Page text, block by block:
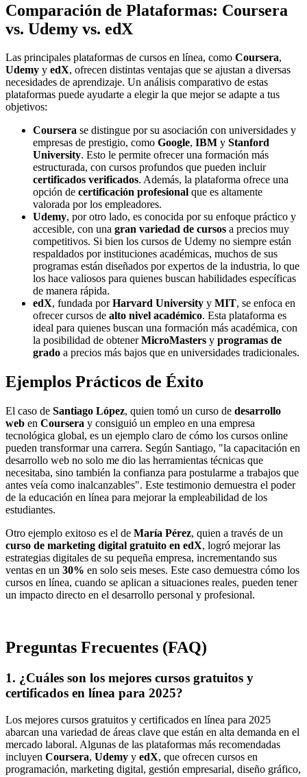
Comparación de Plataformas: Coursera
vs. Udemy vs. edX
Las principales plataformas de cursos en línea, como Coursera,
Udemy y edX, ofrecen distintas ventajas que se ajustan a diversas
necesidades de aprendizaje. Un análisis comparativo de estas
plataformas puede ayudarte a elegir la que mejor se adapte a tus
objetivos:
Coursera se distingue por su asociación con universidades y
empresas de prestigio, como Google, IBM y Stanford
University. Esto le permite ofrecer una formación más
estructurada, con cursos profundos que pueden incluir
certificados verificados. Además, la plataforma ofrece una
opción de certificación profesional que es altamente
valorada por los empleadores.
Udemy, por otro lado, es conocida por su enfoque práctico y
accesible, con una gran variedad de cursos a precios muy
competitivos. Si bien los cursos de Udemy no siempre están
respaldados por instituciones académicas, muchos de sus
programas están diseñados por expertos de la industria, lo que
los hace valiosos para quienes buscan habilidades específicas
de manera rápida.
edX, fundada porHarvard University y MIT, se enfoca en
ofrecer cursos de alto nivel académico. Esta plataforma es
ideal para quienes buscan una formación más académica, con
la posibilidad de obtenerMicroMasters y programas de
grado a precios más bajos que en universidades tradicionales.
Ejemplos Prácticos de Éxito
El caso de Santiago López, quien tomó un curso de desarrollo
web en Coursera y consiguió un empleo en una empresa
tecnológica global, es un ejemplo claro de cómo los cursos online
pueden transformar una carrera. Según Santiago, "la capacitación en
desarrollo web no solo me dio las herramientas técnicas que
necesitaba, sino también la confianza para postularme a trabajos que
antes veía como inalcanzables". Este testimonio demuestra el poder
de la educación en línea para mejorar la empleabilidad de los
estudiantes.
Otro ejemplo exitoso es el de María Pérez, quien a través de un
curso de marketing digital gratuito en edX, logró mejorar las
estrategias digitales de su pequeña empresa, incrementando sus
ventas en un 30% en solo seis meses. Este caso demuestra cómo los
cursos en línea, cuando se aplican a situaciones reales, pueden tener
un impacto directo en el desarrollo personal y profesional.
Preguntas Frecuentes (FAQ)
1. ¿Cuáles son los mejores cursos gratuitos y
certificados en línea para 2025?
Los mejores cursos gratuitos y certificados en línea para 2025
abarcan una variedad de áreas clave que están en alta demanda en el
mercado laboral. Algunas de las plataformas más recomendadas
incluyen Coursera, Udemy y edX, que ofrecen cursos en
programación, marketing digital, gestión empresarial, diseño gráfico,